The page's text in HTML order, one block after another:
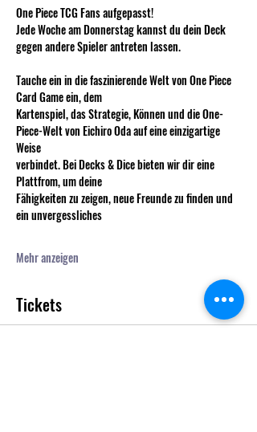
One Piece TCG Fans aufgepasst!
Jede Woche am Donnerstag kannst du dein Deck
gegen andere Spieler antreten lassen.
Tauche ein in die faszinierende Welt von One Piece
Card Game ein, dem
Kartenspiel, das Strategie, Können und die One-
Piece-Welt von Eichiro Oda auf eine einzigartige
Weise
verbindet. Bei Decks & Dice bieten wir dir eine
Plattfrom, um deine
Fähigkeiten zu zeigen, neue Freunde zu finden und
ein unvergessliches
Mehr anzeigen
Tickets